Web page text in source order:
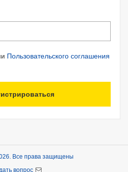
Пользовательского соглашения
Все права защищены
вопрос